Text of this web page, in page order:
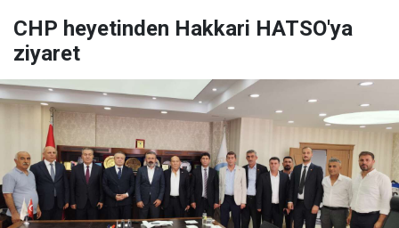
CHP heyetinden Hakkari HATSO'ya
ziyaret